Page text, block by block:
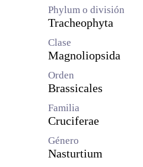
Phylum o división
Tracheophyta
Clase
Magnoliopsida
Orden
Brassicales
Familia
Cruciferae
Género
Nasturtium